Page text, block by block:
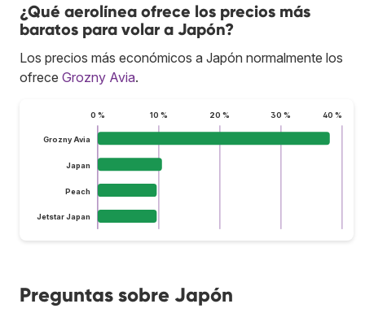
¿Qué aerolínea ofrece los precios más
baratos para volar a Japón?
Los precios más económicos a Japón normalmente los
ofrece Grozny Avia.
0 % 10 % 20 % 30 % 40 %
Grozny Avia
Japan
Peach
Jetstar Japan
Preguntas sobre Japón